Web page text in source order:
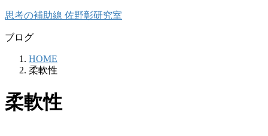
コ
テ
ス
キ
ッ
ナ
ゲ
ン
に
移
思考の補助線 佐野彰研究室
ブログ
HOME
柔軟性
柔軟性